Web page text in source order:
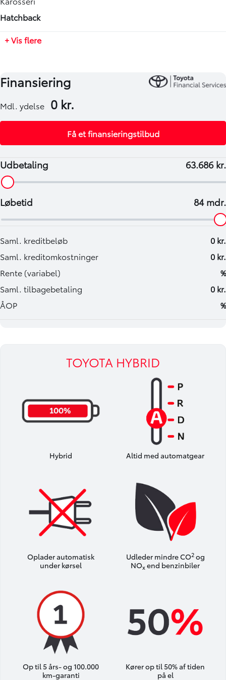
Hatchback
-
+ Vis flere
TOYOTA HYBRID
Hybrid Altid med automatgear
Oplader automatisk
under kørsel
Udleder mindre CO2og
NOxend benzinbiler
Op til 5 års- og 100.000
km-garanti
Kører op til 50% af tiden
på el